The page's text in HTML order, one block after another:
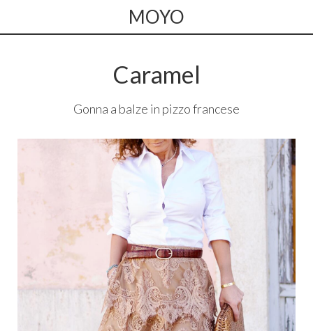
MOYO
Caramel
Gonna a balze in pizzo francese